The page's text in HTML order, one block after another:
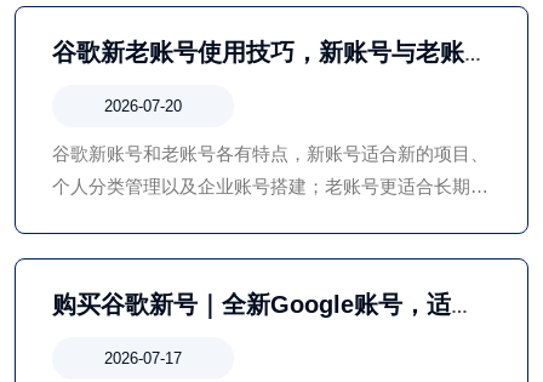
谷歌新老账号使用技巧，新账号与老账号
2026-07-20
谷歌新账号和老账号各有特点，新账号适合新的项目、
个人分类管理以及企业账号搭建；老账号更适合长期资
购买谷歌新号｜全新Google账号，适合
2026-07-17